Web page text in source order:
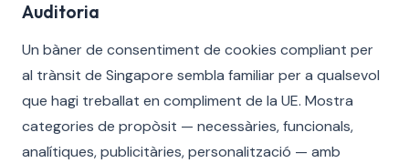
Auditoria
Un bàner de consentiment de cookies compliant per
al trànsit de Singapore sembla familiar per a qualsevol
que hagi treballat en compliment de la UE. Mostra
categories de propòsit — necessàries, funcionals,
analítiques, publicitàries, personalització — amb